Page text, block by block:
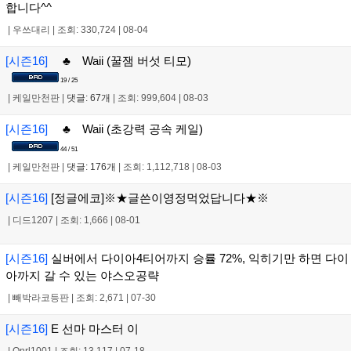
합니다^^
우쓰대리 조회: 330,724 08-04
[시즌16] ♣ Waii (꿀잼 버섯 티모)
19 / 25
케일만천판 댓글: 67개 조회: 999,604 08-03
[시즌16] ♣ Waii (초강력 공속 케일)
44 / 51
| 케일만천판 | 댓글: 176개 | 조회: 1,112,718 | 08-03
[시즌16] [정글에코]※★글쓴이영정먹었답니다★※
| 디드1207 | 조회: 1,666 | 08-01
[시즌16] 실버에서 다이아4티어까지 승률 72%, 익히기만 하면 다이
아까지 갈 수 있는 야스오공략
| 빼박라코등판 | 조회: 2,671 | 07-30
[시즌16] E 선마 마스터 이